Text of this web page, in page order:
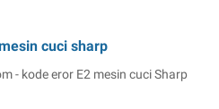
cuci sharp
- kode eror E2 mesin cuci Sharp